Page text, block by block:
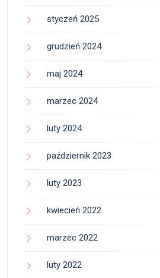
styczeń 2025
grudzień 2024
maj 2024
marzec 2024
luty 2024
październik 2023
luty 2023
kwiecień 2022
marzec 2022
luty 2022